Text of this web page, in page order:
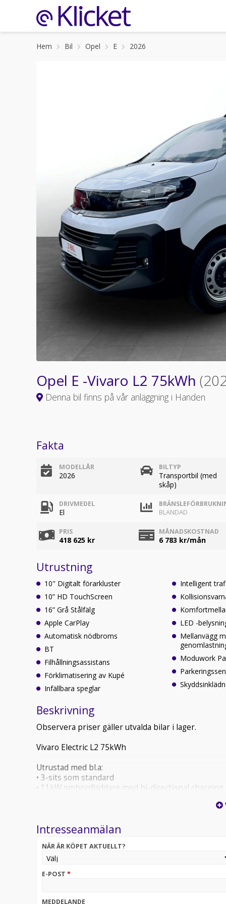
Hem Bil Opel E 2026
Opel E -Vivaro L2 75kWh
Denna bil finns på vår anläggning i Handen
Fakta
MODELLÅR
2026
BILTYP
Transportbil (med
skåp)
DRIVMEDEL
El
BLANDAD
PRIS
418 625 kr
MÅNADSKOSTNAD
6 783 kr/mån
Utrustning
10" Digitalt förarkluster
10” HD TouchScreen
16” Grå Stålfälg
Apple CarPlay
Automatisk nödbroms
BT
Filhållningsassistans
Förklimatisering av Kupé
Infällbara speglar
Intelligent
LED -
Mellanvägg
Moduwork
Beskrivning
Observera priser gäller utvalda bilar i lager.
Vivaro Electric L2 75kWh
Utrustad med bl.a:
• 3-sits som standard
• 11kW ombordladdare med bi-directional charging
• 10” Digitalt förarkluster
• Lane Assist
• Uppvärmd läderklädd multifunktionsratt
Laddbox (11kW/16A) laddning 0% - 100% ca 7h 30
Intresseanmälan
NÄR ÄR KÖPET AKTUELLT?
E-POST *
MEDDELANDE